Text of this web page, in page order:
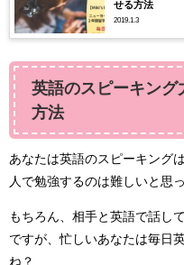
せる方法
2019.1.3
英語のスピーキング
方法
あなたは英語のスピーキング
人で勉強するのは難しいと思
もちろん、相手と英語で話し
ですが、忙しいあなたは毎日
ね？